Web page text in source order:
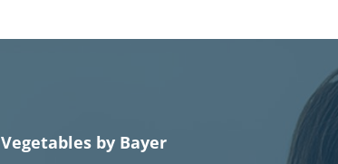
Vegetables by Bayer